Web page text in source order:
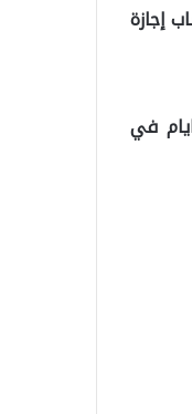
احتساب إجازة
15 تموز هو نفسه ذكرى الانقلاب الفاشل وبهذا تصبح عطلة العيد 9 ايام في